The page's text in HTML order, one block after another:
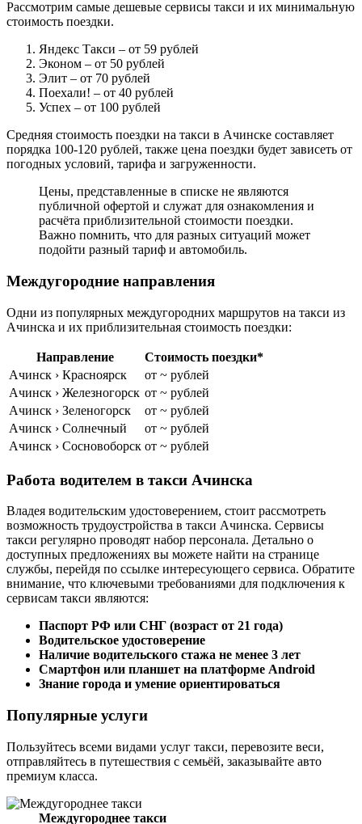
Рассмотрим самые дешевые сервисы такси и их минимальную
стоимость поездки.
Яндекс Такси – от 59 рублей
Эконом – от 50 рублей
Элит – от 70 рублей
Поехали! – от 40 рублей
Успех – от 100 рублей
Средняя стоимость поездки на такси в Ачинске составляет
порядка 100-120 рублей, также цена поездки будет зависеть от
погодных условий, тарифа и загруженности.
Цены, представленные в списке не являются
публичной офертой и служат для ознакомления и
расчёта приблизительной стоимости поездки.
Важно помнить, что для разных ситуаций может
подойти разный тариф и автомобиль.
Междугородние направления
Одни из популярных междугородних маршрутов на такси из
Ачинска и их приблизительная стоимость поездки:
Направление
Стоимость поездки*
Ачинск › Красноярск
от ~ рублей
Ачинск › Железногорск от ~ рублей
Ачинск › Зеленогорск
от ~ рублей
Ачинск › Солнечный
от ~ рублей
Ачинск › Сосновоборск от ~ рублей
Работа водителем в такси Ачинска
Владея водительским удостоверением, стоит рассмотреть
возможность трудоустройства в такси Ачинска. Сервисы
такси регулярно проводят набор персонала. Детально о
доступных предложениях вы можете найти на странице
службы, перейдя по ссылке интересующего сервиса. Обратите
внимание, что ключевыми требованиями для подключения к
сервисам такси являются:
Паспорт РФ или СНГ (возраст от 21 года)
Водительское удостоверение
Наличие водительского стажа не менее 3 лет
Смартфон или планшет на платформе Android
Знание города и умение ориентироваться
Популярные услуги
Пользуйтесь всеми видами услуг такси, перевозите веси,
отправляйтесь в путешествия с семьёй, заказывайте авто
премиум класса.
Междугороднее такси